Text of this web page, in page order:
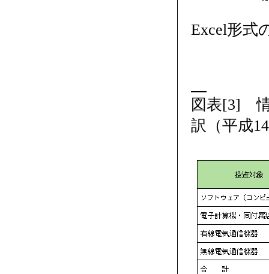
Excel形式
図表[3] 情
訳（平成